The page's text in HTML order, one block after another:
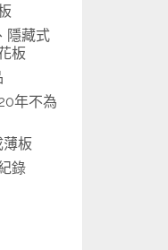
隱藏式
板
年不為
板
錄